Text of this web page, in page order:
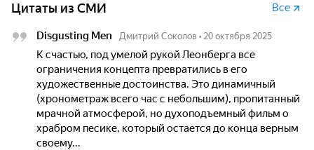
Цитаты из СМИ Все
Disgusting Men Дмитрий Соколов • 20 октября 2025
К счастью, под умелой рукой Леонберга все
ограничения концепта превратились в его
художественные достоинства. Это динамичный
(хронометраж всего час с небольшим), пропитанный
мрачной атмосферой, но духоподъемный фильм о
храбром песике, который остается до конца верным
своему...